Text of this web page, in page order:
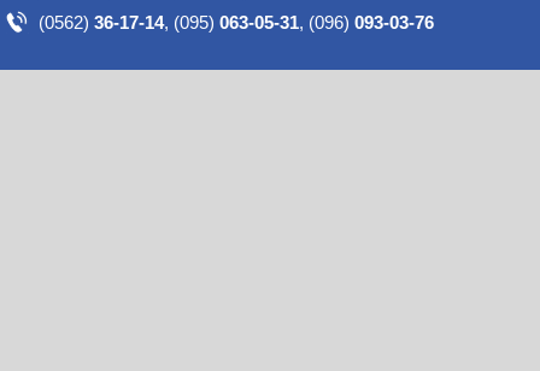
(0562) 36-17-14, (095) 063-05-31, (096) 093-03-76